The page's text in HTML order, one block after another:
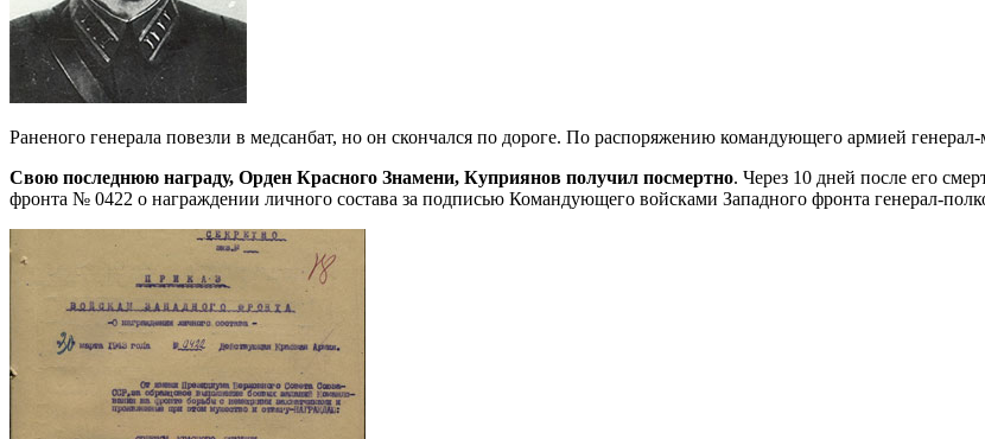
Раненого генерала повезли в медсанбат, но он скончался по дороге. По распоряжению командующего армией
Свою последнюю награду, Орден Красного Знамени, Куприянов получил посмертно. Через 10 дней после его
фронта № 0422 о награждении личного состава за подписью Командующего войсками Западного фронта генерал-